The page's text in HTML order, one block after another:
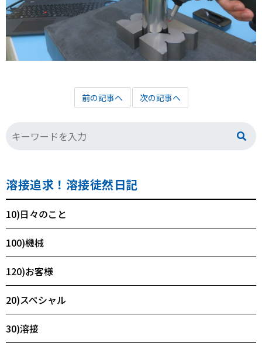
前の記事へ 次の記事へ
溶接追求！溶接徒然日記
10)日々のこと
100)機械
120)お客様
20)スペシャル
30)溶接